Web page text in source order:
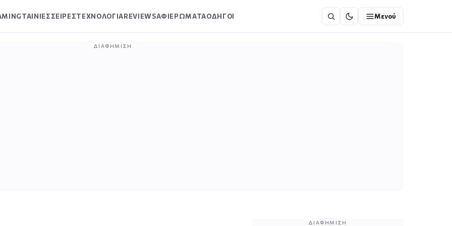
ΤΑΙΝΙΕΣΣΕΙΡΕΣΤΕΧΝΟΛΟΓΙΑREVIEWSΑΦΙΕΡΩΜΑΤΑΟΔΗΓΟΙ Μενού
ΔΙΑΦΉΜΙΣΗ
ΔΙΑΦΉΜΙΣΗ